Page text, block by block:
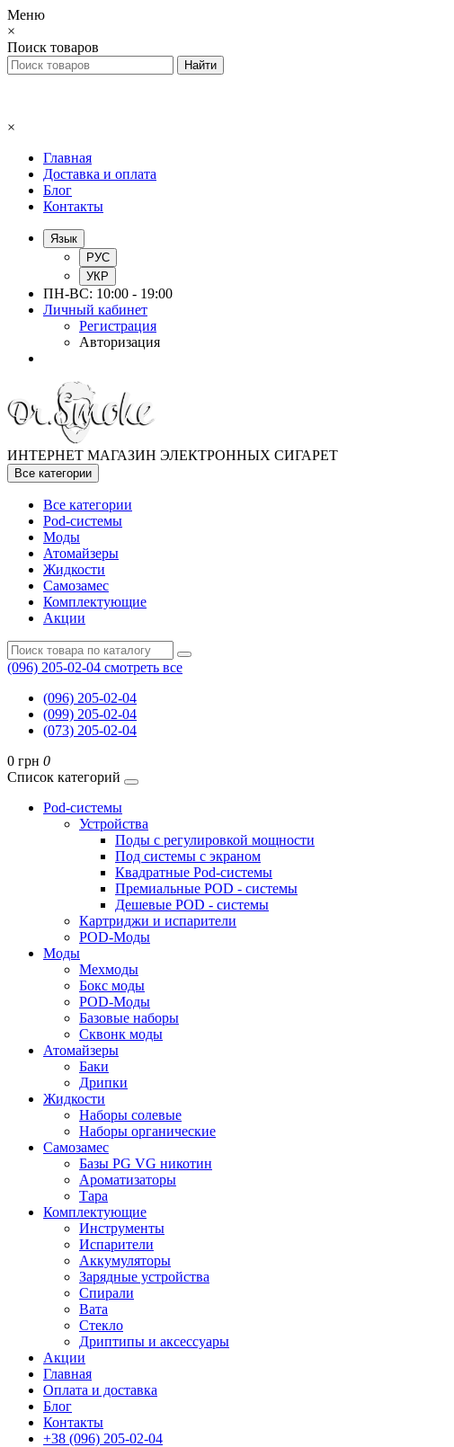
Меню
×
Поиск товаров
×
Главная
Доставка и оплата
Блог
Контакты
Язык
РУС
УКР
ПН-ВС: 10:00 - 19:00
Личный кабинет
Регистрация
Авторизация
ИНТЕРНЕТ МАГАЗИН ЭЛЕКТРОННЫХ СИГАРЕТ
Все категории
Все категории
Pod-системы
Моды
Атомайзеры
Жидкости
Самозамес
Комплектующие
Акции
(096) 205-02-04 смотреть все
(096) 205-02-04
(099) 205-02-04
(073) 205-02-04
0 грн 0
Список категорий
Pod-системы
Устройства
Поды с регулировкой мощности
Под системы с экраном
Квадратные Pod-системы
Премиальные POD - системы
Дешевые POD - системы
Картриджи и испарители
POD-Моды
Моды
Мехмоды
Бокс моды
POD-Моды
Базовые наборы
Сквонк моды
Атомайзеры
Баки
Дрипки
Жидкости
Наборы солевые
Наборы органические
Самозамес
Базы PG VG никотин
Ароматизаторы
Тара
Комплектующие
Инструменты
Испарители
Аккумуляторы
Зарядные устройства
Спирали
Вата
Стекло
Дриптипы и аксессуары
Акции
Главная
Оплата и доставка
Блог
Контакты
+38 (096) 205-02-04